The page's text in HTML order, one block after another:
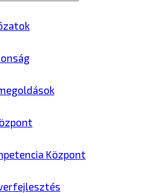
Központ